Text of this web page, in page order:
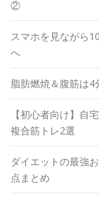
②
スマホを見ながら
へ
脂肪燃焼＆腹筋は
【初心者向け】自
複合筋トレ2選
ダイエットの最強
点まとめ